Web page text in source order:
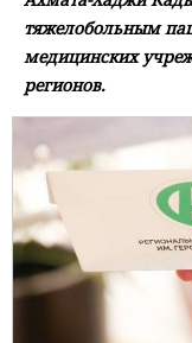
тяжелобольным
медицинских
регионов.